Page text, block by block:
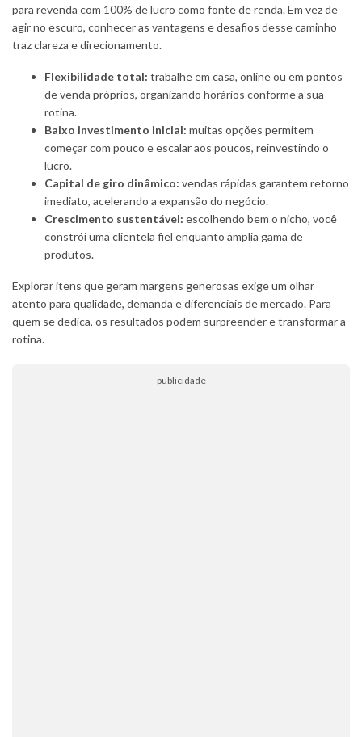
para revenda com 100% de lucro como fonte de renda. Em vez de
agir no escuro, conhecer as vantagens e desafios desse caminho
traz clareza e direcionamento.
Flexibilidade total: trabalhe em casa, online ou em pontos
de venda próprios, organizando horários conforme a sua
rotina.
Baixo investimento inicial: muitas opções permitem
começar com pouco e escalar aos poucos, reinvestindo o
lucro.
Capital de giro dinâmico: vendas rápidas garantem retorno
imediato, acelerando a expansão do negócio.
Crescimento sustentável: escolhendo bem o nicho, você
constrói uma clientela fiel enquanto amplia gama de
produtos.
Explorar itens que geram margens generosas exige um olhar
atento para qualidade, demanda e diferenciais de mercado. Para
quem se dedica, os resultados podem surpreender e transformar a
rotina.
publicidade